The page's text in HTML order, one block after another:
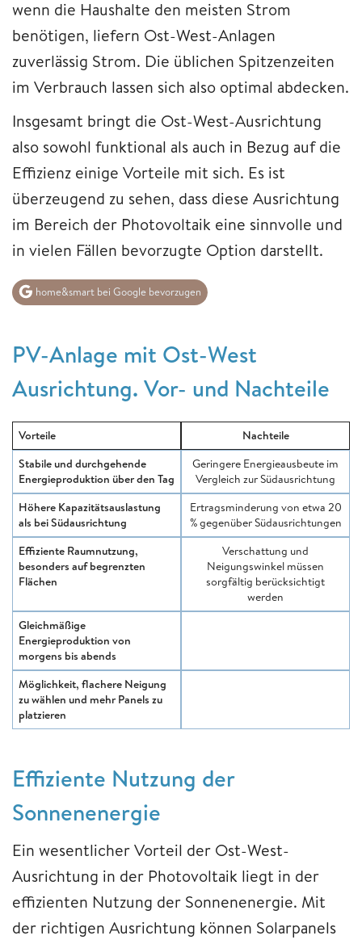
wenn die Haushalte den meisten Strom
benötigen, liefern Ost-West-Anlagen
zuverlässig Strom. Die üblichen Spitzenzeiten
im Verbrauch lassen sich also optimal abdecken.
Insgesamt bringt die Ost-West-Ausrichtung
also sowohl funktional als auch in Bezug auf die
Effizienz einige Vorteile mit sich. Es ist
überzeugend zu sehen, dass diese Ausrichtung
im Bereich der Photovoltaik eine sinnvolle und
in vielen Fällen bevorzugte Option darstellt.
home&smart bei Google bevorzugen
PV-Anlage mit Ost-West
Ausrichtung. Vor- und Nachteile
Vorteile
Nachteile
Stabile und durchgehende
Energieproduktion über den Tag
Geringere Energieausbeute im
Vergleich zur Südausrichtung
Höhere Kapazitätsauslastung
als bei Südausrichtung
Ertragsminderung von etwa 20
% gegenüber Südausrichtungen
Effiziente Raumnutzung,
besonders auf begrenzten
Flächen
Verschattung und
Neigungswinkel müssen
sorgfältig berücksichtigt
werden
Gleichmäßige
Energieproduktion von
morgens bis abends
Möglichkeit, flachere Neigung
zu wählen und mehr Panels zu
platzieren
Effiziente Nutzung der
Sonnenenergie
Ein wesentlicher Vorteil der Ost-West-
Ausrichtung in der Photovoltaik liegt in der
effizienten Nutzung der Sonnenenergie. Mit
der richtigen Ausrichtung können Solarpanels